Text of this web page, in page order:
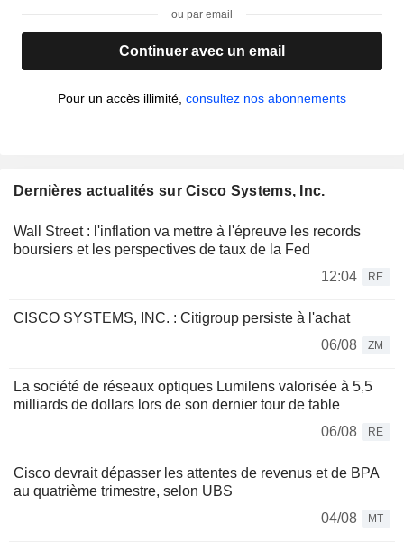
ou par email
Continuer avec un email
Pour un accès illimité, consultez nos abonnements
Dernières actualités sur Cisco Systems, Inc.
Wall Street : l'inflation va mettre à l'épreuve les records
boursiers et les perspectives de taux de la Fed
12:04
RE
CISCO SYSTEMS, INC. : Citigroup persiste à l'achat
06/08
ZM
La société de réseaux optiques Lumilens valorisée à 5,5
milliards de dollars lors de son dernier tour de table
06/08
RE
Cisco devrait dépasser les attentes de revenus et de BPA
au quatrième trimestre, selon UBS
04/08
MT